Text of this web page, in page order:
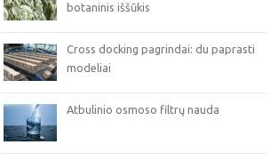
botaninis iššūkis
Cross docking pagrindai: du paprasti
modeliai
Atbulinio osmoso filtrų nauda